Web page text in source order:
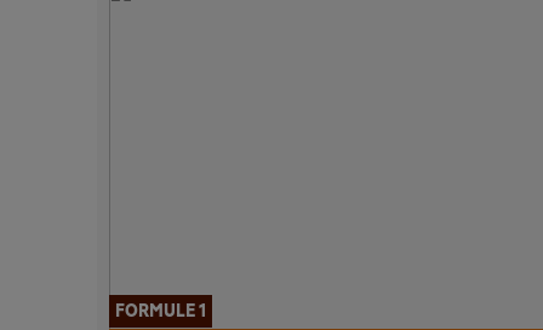
FORMULE 1